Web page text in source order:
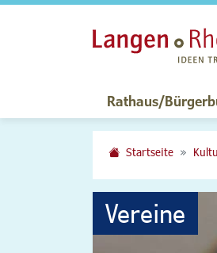
Rathaus/
Startseite
Vereine